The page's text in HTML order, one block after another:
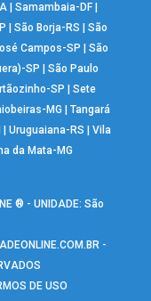
|Samambaia-DF
São Borja-RS
São
Campos-SP
São
SP
São Paulo
SP
Sete
MG |Tangará
Uruguaiana-RS
Vila
da Mata-MG
® - UNIDADE: São
-
DE USO